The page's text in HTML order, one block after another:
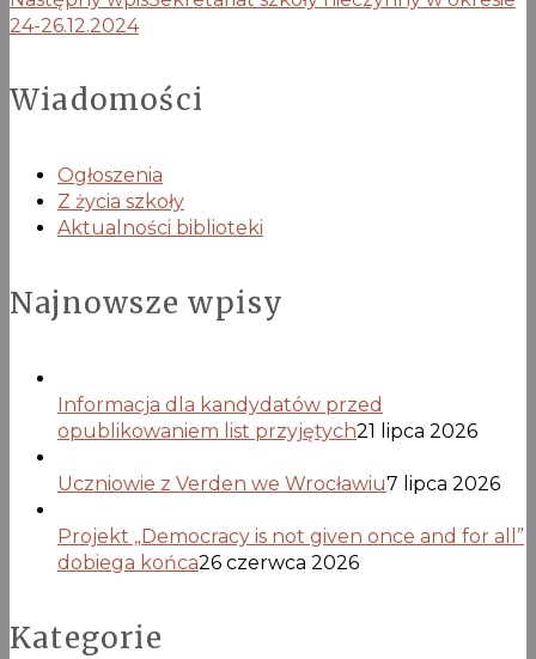
24-26.12.2024
Wiadomości
Ogłoszenia
Z życia szkoły
Aktualności biblioteki
Najnowsze wpisy
Informacja dla kandydatów przed
opublikowaniem list przyjętych21 lipca 2026
Uczniowie z Verden we Wrocławiu7 lipca 2026
Projekt „Democracy is not given once and for all”
dobiega końca26 czerwca 2026
Kategorie